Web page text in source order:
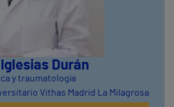
Durán
y traumatología
Vithas Madrid La Milagrosa